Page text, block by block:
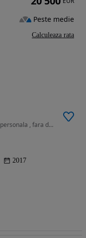
1968 cm3 • 190 CP • Revizii la dealer. Masina personala , fara daune.
2017
Peste medie
Calculeaza rata